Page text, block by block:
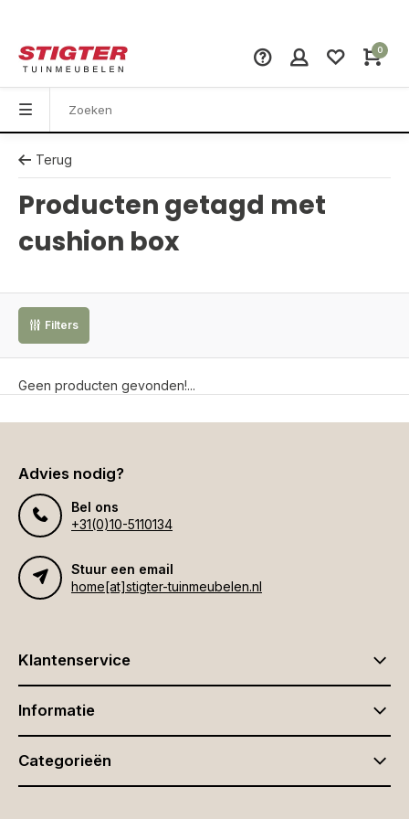
0
Terug
Producten getagd met
cushion box
Filters
Geen producten gevonden!...
Advies nodig?
Bel ons
+31(0)10-5110134
Stuur een email
home[at]stigter-tuinmeubelen.nl
Klantenservice
Informatie
Categorieën